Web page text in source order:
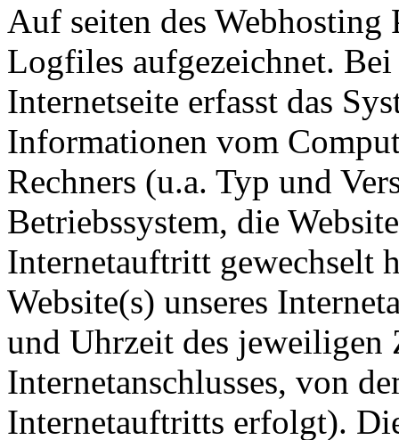
Auf seiten des Webhosting
Logfiles aufgezeichnet.
Internetseite erfasst das
Informationen vom
Rechners (u.a. Typ und
Betriebssystem, die
Internetauftritt gewechselt
Website(s) unseres
und Uhrzeit des jeweiligen
Internetanschlusses, von
Internetauftritts erfolgt).